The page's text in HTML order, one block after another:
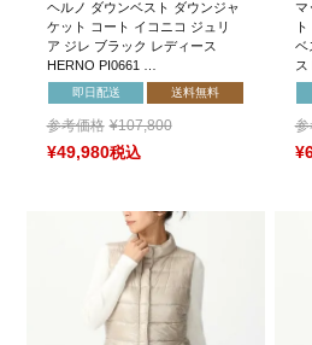
ヘルノ ダウンベスト ダウンジャ
ケット コート イコニコ ジュリ
ア ジレ ブラック レディース
HERNO PI0661 …
即日配送 送料無料
参考価格 ¥107,800
¥49,980税込
マ
ベ
ス
参
¥